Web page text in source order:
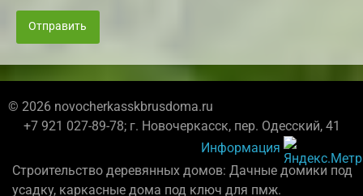
Отправить
© 2026 novocherkasskbrusdoma.ru
+7 921 027-89-78; г. Новочеркасск, пер. Одесский, 41
Информация
Строительство деревянных домов: Дачные домики под
усадку, каркасные дома под ключ для пмж.